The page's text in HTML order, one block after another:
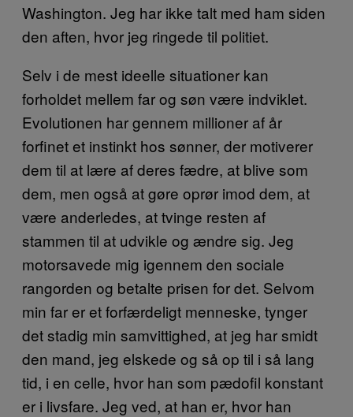
Washington. Jeg har ikke talt med ham siden
den aften, hvor jeg ringede til politiet.
Selv i de mest ideelle situationer kan
forholdet mellem far og søn være indviklet.
Evolutionen har gennem millioner af år
forfinet et instinkt hos sønner, der motiverer
dem til at lære af deres fædre, at blive som
dem, men også at gøre oprør imod dem, at
være anderledes, at tvinge resten af
stammen til at udvikle og ændre sig. Jeg
motorsavede mig igennem den sociale
rangorden og betalte prisen for det. Selvom
min far er et forfærdeligt menneske, tynger
det stadig min samvittighed, at jeg har smidt
den mand, jeg elskede og så op til i så lang
tid, i en celle, hvor han som pædofil konstant
er i livsfare. Jeg ved, at han er, hvor han